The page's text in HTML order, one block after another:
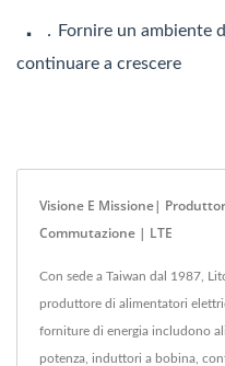
．
．Fornire un ambiente
continuare a crescere
Visione E Missione|
Commutazione | LTE
Con sede a Taiwan dal 1987,
produttore di alimentatori
forniture di energia includono
potenza, induttori a bobina,